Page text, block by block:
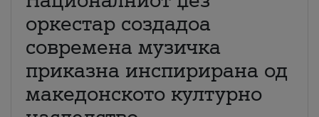
оркестар создадоа
современа музичка
приказна инспирирана од
македонското културно